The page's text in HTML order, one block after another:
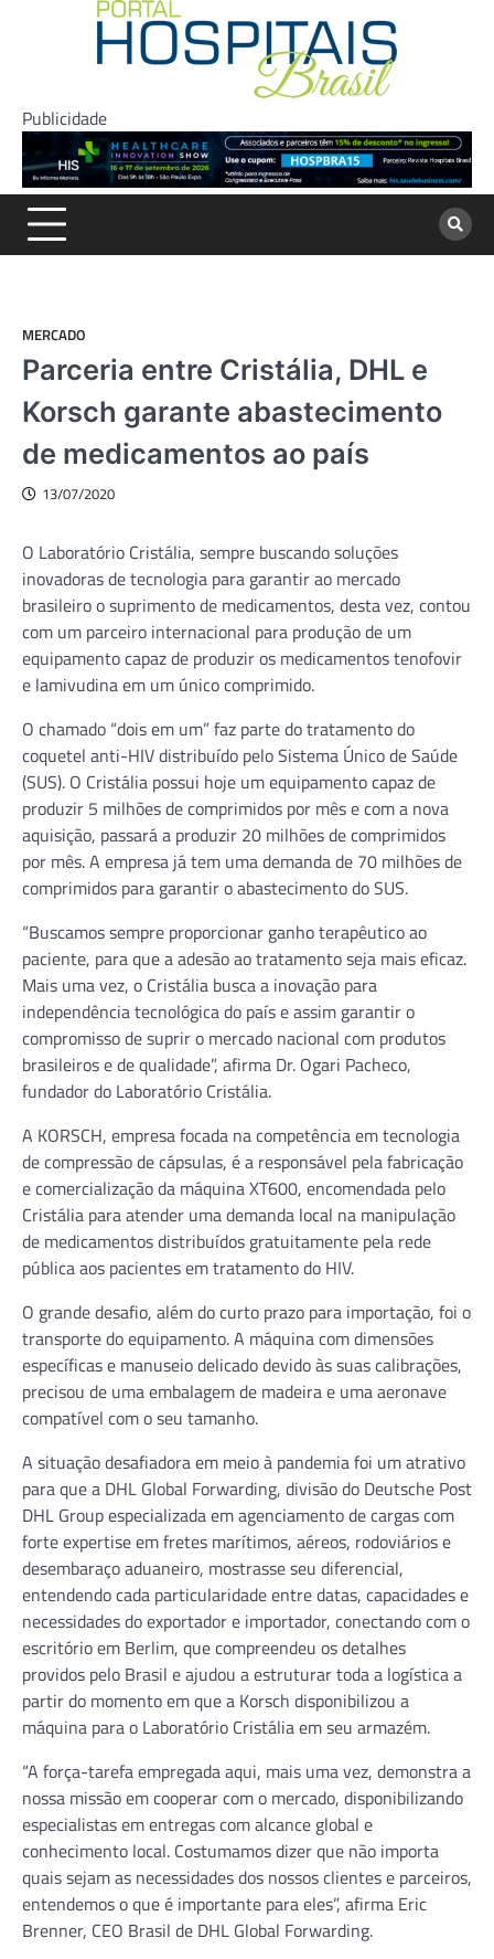
Publicidade
MERCADO
Parceria entre Cristália, DHL e
Korsch garante abastecimento
de medicamentos ao país
13/07/2020
O Laboratório Cristália, sempre buscando soluções
inovadoras de tecnologia para garantir ao mercado
brasileiro o suprimento de medicamentos, desta vez, contou
com um parceiro internacional para produção de um
equipamento capaz de produzir os medicamentos tenofovir
e lamivudina em um único comprimido.
O chamado “dois em um” faz parte do tratamento do
coquetel anti-HIV distribuído pelo Sistema Único de Saúde
(SUS). O Cristália possui hoje um equipamento capaz de
produzir 5 milhões de comprimidos por mês e com a nova
aquisição, passará a produzir 20 milhões de comprimidos
por mês. A empresa já tem uma demanda de 70 milhões de
comprimidos para garantir o abastecimento do SUS.
“Buscamos sempre proporcionar ganho terapêutico ao
paciente, para que a adesão ao tratamento seja mais eficaz.
Mais uma vez, o Cristália busca a inovação para
independência tecnológica do país e assim garantir o
compromisso de suprir o mercado nacional com produtos
brasileiros e de qualidade”, afirma Dr. Ogari Pacheco,
fundador do Laboratório Cristália.
A KORSCH, empresa focada na competência em tecnologia
de compressão de cápsulas, é a responsável pela fabricação
e comercialização da máquina XT600, encomendada pelo
Cristália para atender uma demanda local na manipulação
de medicamentos distribuídos gratuitamente pela rede
pública aos pacientes em tratamento do HIV.
O grande desafio, além do curto prazo para importação, foi o
transporte do equipamento. A máquina com dimensões
específicas e manuseio delicado devido às suas calibrações,
precisou de uma embalagem de madeira e uma aeronave
compatível com o seu tamanho.
A situação desafiadora em meio à pandemia foi um atrativo
para que a DHL Global Forwarding, divisão do Deutsche Post
DHL Group especializada em agenciamento de cargas com
forte expertise em fretes marítimos, aéreos, rodoviários e
desembaraço aduaneiro, mostrasse seu diferencial,
entendendo cada particularidade entre datas, capacidades e
necessidades do exportador e importador, conectando com o
escritório em Berlim, que compreendeu os detalhes
providos pelo Brasil e ajudou a estruturar toda a logística a
partir do momento em que a Korsch disponibilizou a
máquina para o Laboratório Cristália em seu armazém.
“A força-tarefa empregada aqui, mais uma vez, demonstra a
nossa missão em cooperar com o mercado, disponibilizando
especialistas em entregas com alcance global e
conhecimento local. Costumamos dizer que não importa
quais sejam as necessidades dos nossos clientes e parceiros,
entendemos o que é importante para eles”, afirma Eric
Brenner, CEO Brasil de DHL Global Forwarding.